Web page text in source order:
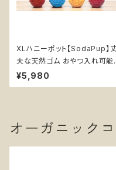
XLハニーポット【SodaPup】
夫な天然ゴム おやつ入れ可能
知育玩具 ソダパップ Honey P
ot 大型犬
¥5,980
オーガニック